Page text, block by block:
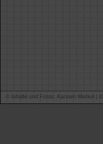
© Inhalte und Fotos: Karsten Merkel | ©